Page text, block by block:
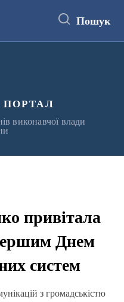
Пошук
виконавчої влади
привітала
Днем
систем
з громадськістю